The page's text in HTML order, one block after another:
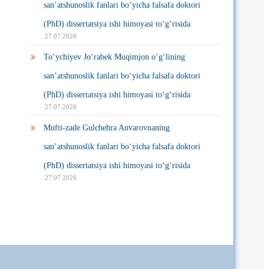
san’atshunoslik fanlari bo‘yicha falsafa doktori
(PhD) dissertatsiya ishi himoyasi to‘g‘risida
27.07.2026
To‘ychiyev Jo‘rabek Muqimjon o‘g‘lining
san’atshunoslik fanlari bo‘yicha falsafa doktori
(PhD) dissertatsiya ishi himoyasi to‘g‘risida
27.07.2026
Mufti-zade Gulchehra Anvarovnaning
san’atshunoslik fanlari bo‘yicha falsafa doktori
(PhD) dissertatsiya ishi himoyasi to‘g‘risida
27.07.2026